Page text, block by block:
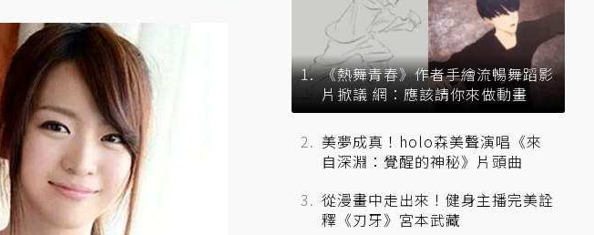
《熱舞青春》作者手繪流暢舞蹈影
片掀議 網：應該請你來做動畫
美夢成真！holo森美聲演唱《來
自深淵：覺醒的神秘》片頭曲
從漫畫中走出來！健身主播完美詮
釋《刃牙》宮本武藏